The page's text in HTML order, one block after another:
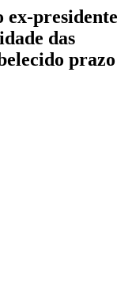
ex-presidente
das
prazo